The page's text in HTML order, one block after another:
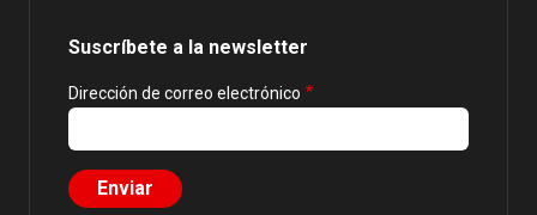
Suscríbete a la newsletter
Dirección de correo electrónico